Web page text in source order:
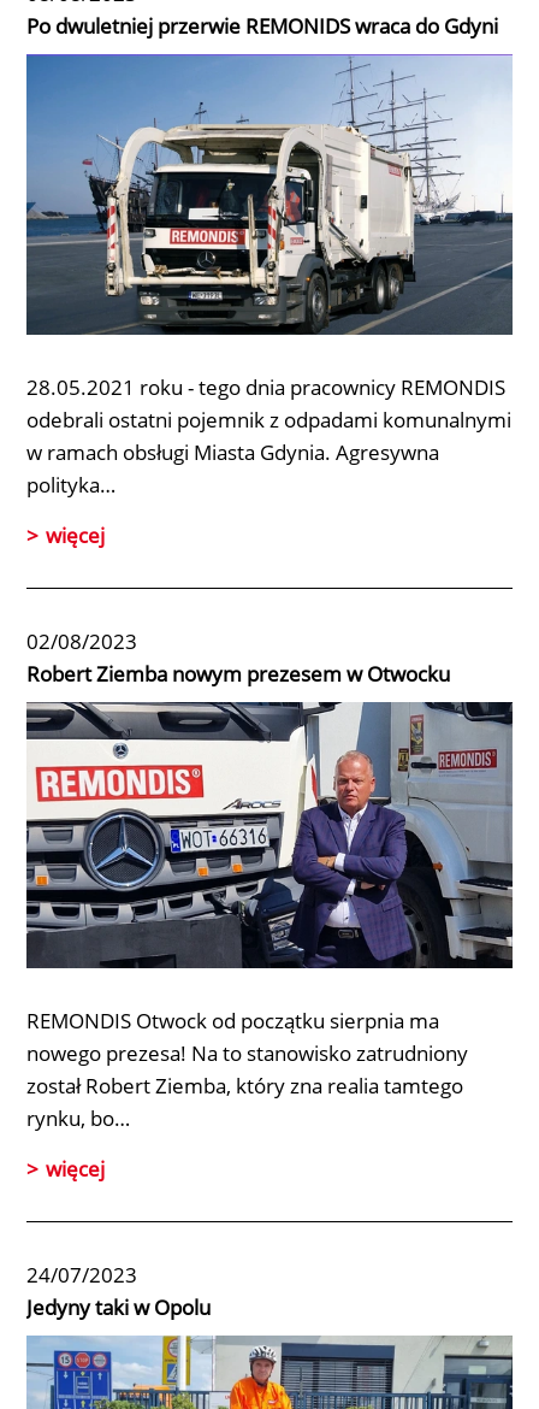
Po dwuletniej przerwie REMONIDS wraca do Gdyni
28.05.2021 roku - tego dnia pracownicy REMONDIS
odebrali ostatni pojemnik z odpadami komunalnymi
w ramach obsługi Miasta Gdynia. Agresywna
polityka…
więcej
02/08/2023
Robert Ziemba nowym prezesem w Otwocku
REMONDIS Otwock od początku sierpnia ma
nowego prezesa! Na to stanowisko zatrudniony
zostałRobert Ziemba, który zna realia tamtego
rynku, bo…
więcej
24/07/2023
Jedyny taki w Opolu